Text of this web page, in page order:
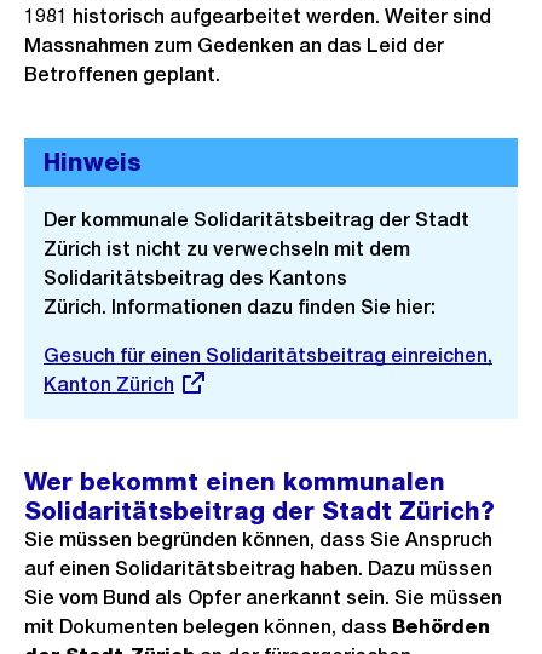
1981 historisch aufgearbeitet werden. Weiter sind
Massnahmen zum Gedenken an das Leid der
Betroffenen geplant.
Hinweis
Der kommunale Solidaritätsbeitrag der Stadt
Zürich ist nicht zu verwechseln mit dem
Solidaritätsbeitrag des Kantons
Zürich. Informationen dazu finden Sie hier:
Externer
Link:
Gesuch für einen Solidaritätsbeitrag einreichen,
Kanton Zürich
Wer bekommt einen kommunalen
Solidaritätsbeitrag der Stadt Zürich?
Sie müssen begründen können, dass Sie Anspruch
auf einen Solidaritätsbeitrag haben. Dazu müssen
Sie vom Bund als Opfer anerkannt sein. Sie müssen
mit Dokumenten belegen können, dass Behörden